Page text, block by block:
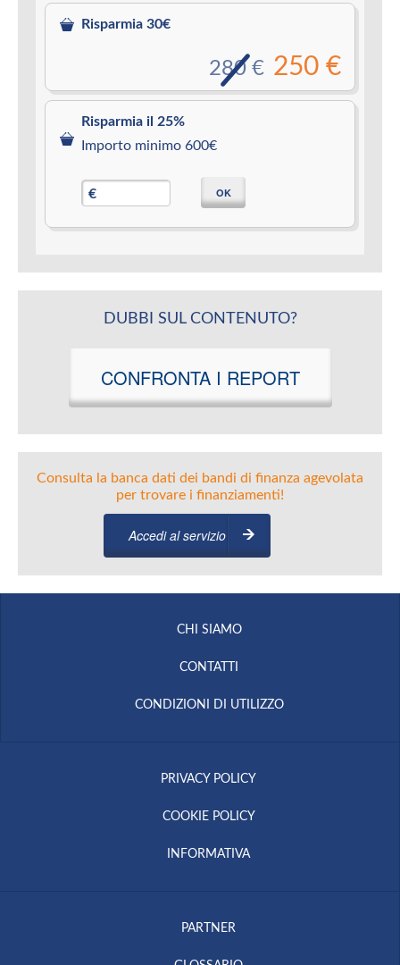
Risparmia 30€
250 €
280 €
Risparmia il 25%
Importo minimo 600€
€ OK
DUBBI SUL CONTENUTO?
CONFRONTA I REPORT
Consulta la banca dati dei bandi di finanza agevolata
per trovare i finanziamenti!
Accedi al servizio
CHI SIAMO
CONTATTI
CONDIZIONI DI UTILIZZO
PRIVACY POLICY
COOKIE POLICY
INFORMATIVA
PARTNER